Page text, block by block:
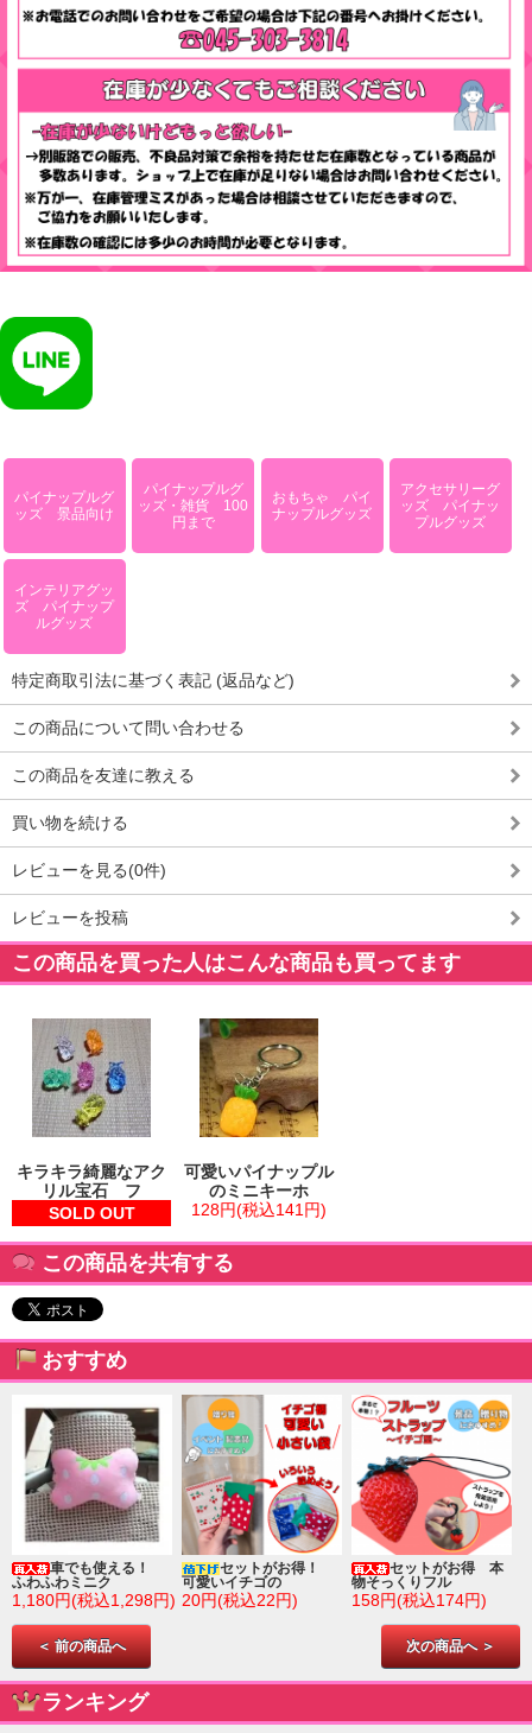
パイナップルグ
ッズ 景品向け
パイナップルグ
ッズ・雑貨 100
円まで
おもちゃ パイ
ナップルグッズ
アクセサリーグ
ッズ パイナッ
プルグッズ
インテリアグッ
ズ パイナップ
ルグッズ
特定商取引法に基づく表記 (返品など)
この商品について問い合わせる
この商品を友達に教える
買い物を続ける
レビューを見る(0件)
レビューを投稿
この商品を買った人はこんな商品も買ってます
キラキラ綺麗なアク
リル宝石 フ
SOLD OUT
可愛いパイナップル
のミニキーホ
128円(税込141円)
この商品を共有する
おすすめ
車でも使える！
ふわふわミニク
1,180円(税込1,298円)
セットがお得！
可愛いイチゴの
20円(税込22円)
セットがお得 本
物そっくりフル
158円(税込174円)
＜ 前の商品へ 次の商品へ ＞
ランキング